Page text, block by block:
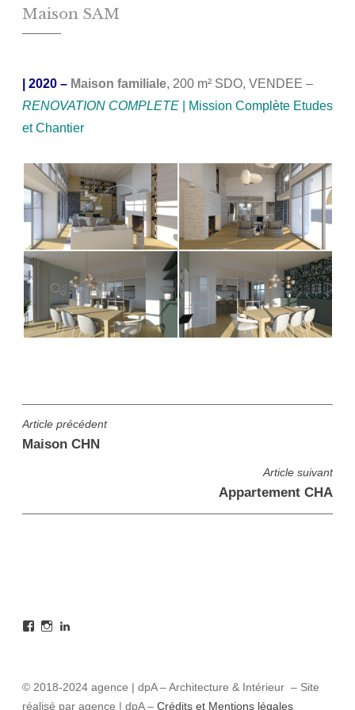
Maison SAM
| 2020 – Maison familiale, 200 m² SDO, VENDEE –
RENOVATION COMPLETE
| Mission Complète Etudes
et Chantier
Navigation
de
Article précédent
Maison CHN
Article suivant
Appartement CHA
FacebookInstagram
© 2018-2024 agence | dpA – Architecture & Intérieur – Site
réalisé par agence | dpA – Crédits et Mentions légales